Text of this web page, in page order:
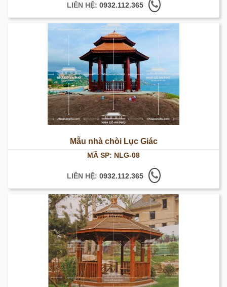
LIÊN HỆ: 0932.112.365
Mẫu nhà chòi Lục Giác
MÃ SP: NLG-08
LIÊN HỆ: 0932.112.365